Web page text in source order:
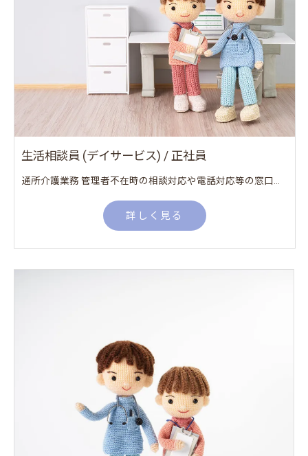
生活相談員 (デイサービス) / 正社員
通所介護業務 管理者不在時の相談対応や電話対応等の窓口業務
詳しく見る